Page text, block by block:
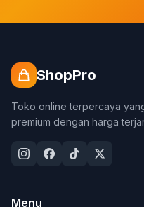
ShopPro
Toko online terpercaya
premium dengan harga
Menu